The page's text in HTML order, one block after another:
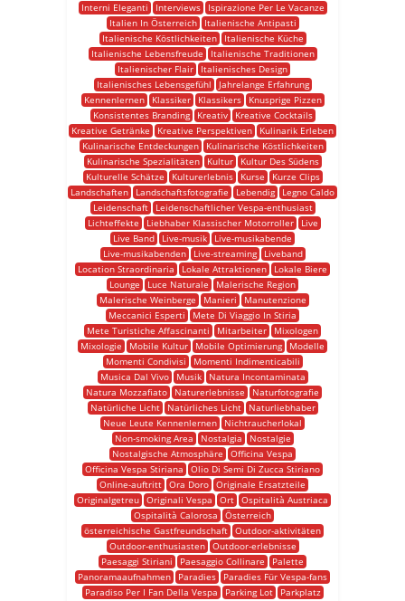
Interni Eleganti
Interviews
Ispirazione Per Le Vacanze
Italien In Österreich
Italienische Antipasti
Italienische Köstlichkeiten
Italienische Küche
Italienische Lebensfreude
Italienische Traditionen
Italienischer Flair
Italienisches Design
Italienisches Lebensgefühl
Jahrelange Erfahrung
Kennenlernen
Klassiker Klassikers
Knusprige Pizzen
Konsistentes Branding
Kreativ
Kreative Cocktails
Kreative Getränke
Kreative Perspektiven
Kulinarik Erleben
Kulinarische Entdeckungen
Kulinarische Köstlichkeiten
Kulinarische Spezialitäten
Kultur
Kultur Des Südens
Kulturelle Schätze
Kulturerlebnis Kurse
Kurze Clips
Landschaften
Landschaftsfotografie Lebendig
Legno Caldo
Leidenschaft
Leidenschaftlicher Vespa-enthusiast
Lichteffekte
Liebhaber Klassischer Motorroller
Live
Live Band
Live-musik
Live-musikabende
Live-musikabenden
Live-streaming
Liveband
Location Straordinaria
Lokale Attraktionen
Lokale Biere
Lounge
Luce Naturale
Malerische Region
Malerische Weinberge
Manieri
Manutenzione
Meccanici Esperti
Mete Di Viaggio In Stiria
Mete Turistiche Affascinanti
Mitarbeiter
Mixologen
Mixologie
Mobile Kultur Mobile Optimierung
Modelle
Momenti Condivisi
Momenti Indimenticabili
Musica Dal Vivo
Musik
Natura Incontaminata
Natura Mozzafiato
Naturerlebnisse
Naturfotografie
Natürliche Licht
Natürliches Licht
Naturliebhaber
Neue Leute Kennenlernen
Nichtraucherlokal
Non-smoking Area
Nostalgia
Nostalgie
Nostalgische Atmosphäre
Officina Vespa
Officina Vespa Stiriana
Olio Di Semi Di Zucca Stiriano
Online-auftritt Ora Doro Originale Ersatzteile
Originalgetreu Originali Vespa Ort Ospitalità Austriaca
Ospitalità Calorosa
Österreich
österreichische Gastfreundschaft Outdoor-aktivitäten
Outdoor-enthusiasten
Outdoor-erlebnisse
Paesaggi Stiriani
Paesaggio Collinare
Palette
Panoramaaufnahmen
Paradies
Paradies Für Vespa-fans
Paradiso Per I Fan Della Vespa
Parking Lot Parkplatz